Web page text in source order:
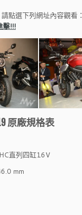
點選下列網址內容觀看：
擊!!!
原廠規格表
直列四缸16V
mm